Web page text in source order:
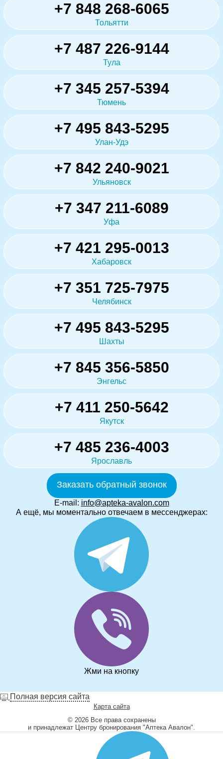
+7 848 268-6065
Тольятти
+7 487 226-9144
Тула
+7 345 257-5394
Тюмень
+7 495 843-5295
Улан-Удэ
+7 842 240-9021
Ульяновск
+7 347 211-6089
Уфа
+7 421 295-0013
Хабаровск
+7 351 725-7975
Челябинск
+7 495 843-5295
Шахты
+7 845 356-5850
Энгельс
+7 411 250-5642
Якутск
+7 485 236-4003
Ярославль
Заказать обратный звонок
E-mail: info@apteka-avalon.com
А ещё, мы моментально отвечаем в мессенджерах:
Жми на кнопку
Полная версия сайта
Карта сайта
© 2026 Все права сохранены
и принадлежат Центру бронирования "Аптека Авалон".